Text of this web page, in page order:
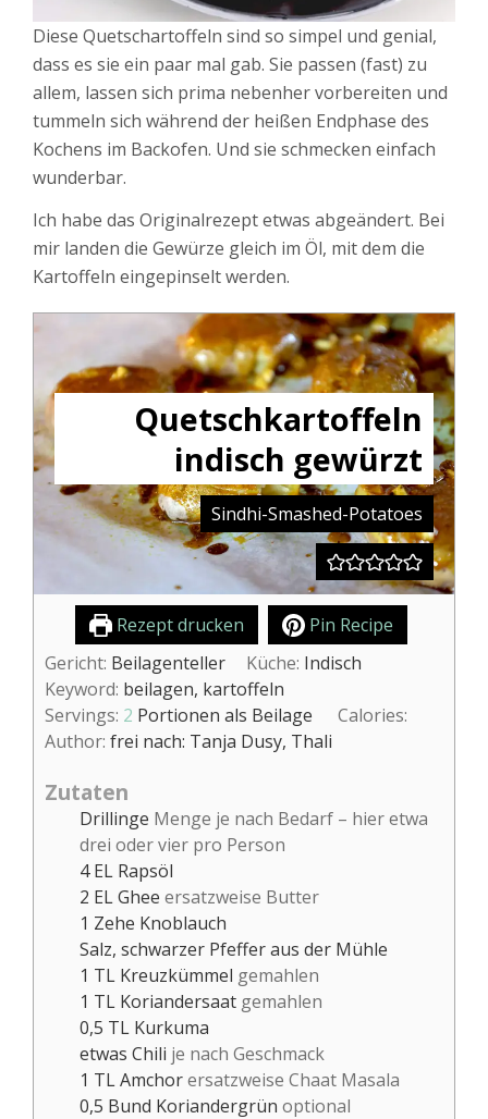
Diese Quetschartoffeln sind so simpel und genial,
dass es sie ein paar mal gab. Sie passen (fast) zu
allem, lassen sich prima nebenher vorbereiten und
tummeln sich während der heißen Endphase des
Kochens im Backofen. Und sie schmecken einfach
wunderbar.
Ich habe das Originalrezept etwas abgeändert. Bei
mir landen die Gewürze gleich im Öl, mit dem die
Kartoffeln eingepinselt werden.
Quetschkartoffeln
indisch gewürzt
Sindhi-Smashed-Potatoes
Rezept drucken
Pin Recipe
Gericht: Beilagenteller Küche: Indisch
Keyword: beilagen, kartoffeln
Servings: 2 Portionen als Beilage
Calories:
Author: frei nach: Tanja Dusy, Thali
Zutaten
Drillinge Menge je nach Bedarf – hier etwa
drei oder vier pro Person
4 EL Rapsöl
2 ELGhee ersatzweise Butter
1 Zehe Knoblauch
Salz, schwarzer Pfeffer aus der Mühle
1 TL Kreuzkümmel gemahlen
1 TL Koriandersaat gemahlen
0,5 TL Kurkuma
etwas Chili je nach Geschmack
1 TLAmchorersatzweise Chaat Masala
0,5 Bund Koriandergrün optional